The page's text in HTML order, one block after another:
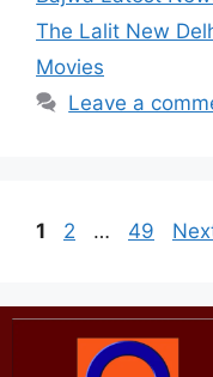
The Lalit New
Movies
Leave a
1 2 … 49